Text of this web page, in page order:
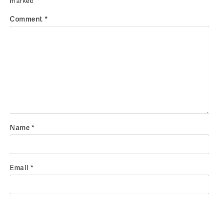
Comment *
Name *
Email *